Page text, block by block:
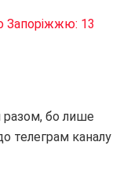
Запоріжжю: 13
разом, бо лише
телеграм каналу